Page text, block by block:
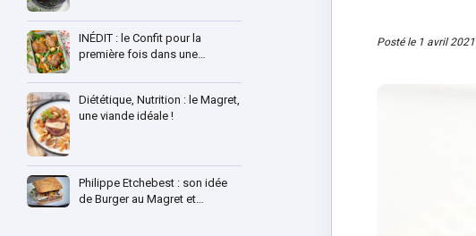
INÉDIT : le Confit pour la
première fois dans une…
Diététique, Nutrition : le Magret,
une viande idéale !
Philippe Etchebest : son idée
de Burger au Magret et…
Posté le 1 avril 2021